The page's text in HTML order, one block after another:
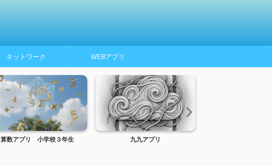
ネットワーク WEBアプリ
算数アプリ 小学校３年生 九九アプリ